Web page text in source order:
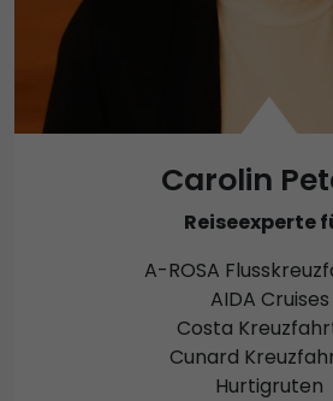
Carolin
Reiseexperte
A-ROSA
AIDA Cruises
Costa
Cunard
Hurtigruten